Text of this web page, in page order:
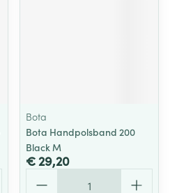
Bota
Bota Handpolsband 200
Black M
€ 29,20